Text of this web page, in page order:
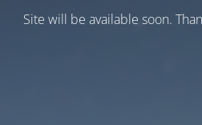
Site will be available soon.